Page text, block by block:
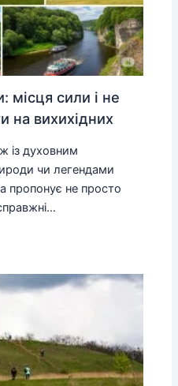
місця сили і не
на вихихідних
із духовним
чи легендами
пропонує не просто